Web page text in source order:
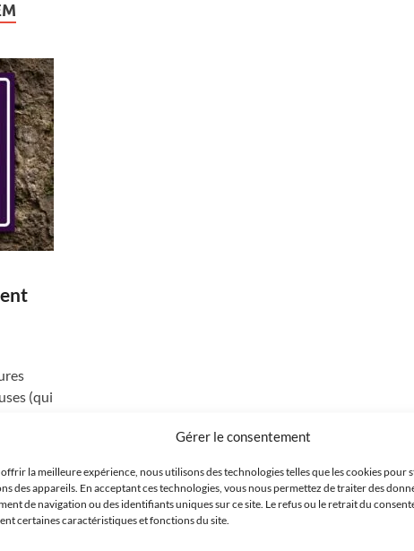
Gérer le consentement
la meilleure expérience, nous utilisons des technologies telles que les cookies pour
des appareils. En acceptant ces technologies, vous nous permettez de traiter des
de navigation ou des identifiants uniques sur ce site. Le refus ou le retrait du
certaines caractéristiques et fonctions du site.
(qui